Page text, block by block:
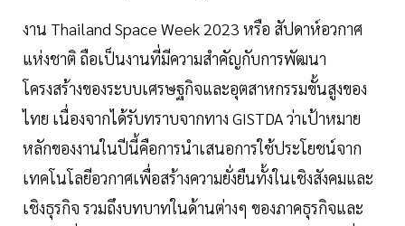
งาน Thailand Space Week 2023 หรือ สัปดาห์อวกาศ
แห่งชาติ ถือเป็นงานที่มีความสำคัญกับการพัฒนา
โครงสร้างของระบบเศรษฐกิจและอุตสาหกรรมขั้นสูงของ
ไทย เนื่องจากได้รับทราบจากทาง GISTDA ว่าเป้าหมาย
หลักของงานในปีนี้คือการนำเสนอการใช้ประโยชน์จาก
เทคโนโลยีอวกาศเพื่อสร้างความยั่งยืนทั้งในเชิงสังคมและ
เชิงธุรกิจ รวมถึงบทบาทในด้านต่างๆ ของภาคธุรกิจและ